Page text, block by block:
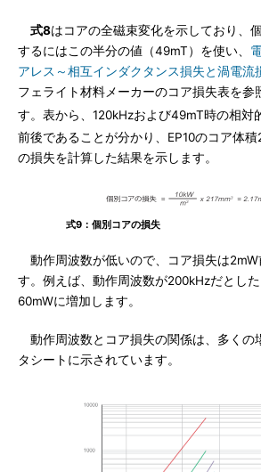
式8はコアの全磁束変化を示しており、
するにはこの半分の値（49mT）を使い、
アレス～相互インダクタンス損失と渦電流
フェライト材料メーカーのコア損失表を参
す。表から、120kHzおよび49mT時の相対
前後であることが分かり、EP10のコア体積
の損失を計算した結果を示します。
式9：個別コアの損失
動作周波数が低いので、コア損失は
す。例えば、動作周波数が200kHzだとし
60mWに増加します。
動作周波数とコア損失の関係は、多くの
タシートに示されています。